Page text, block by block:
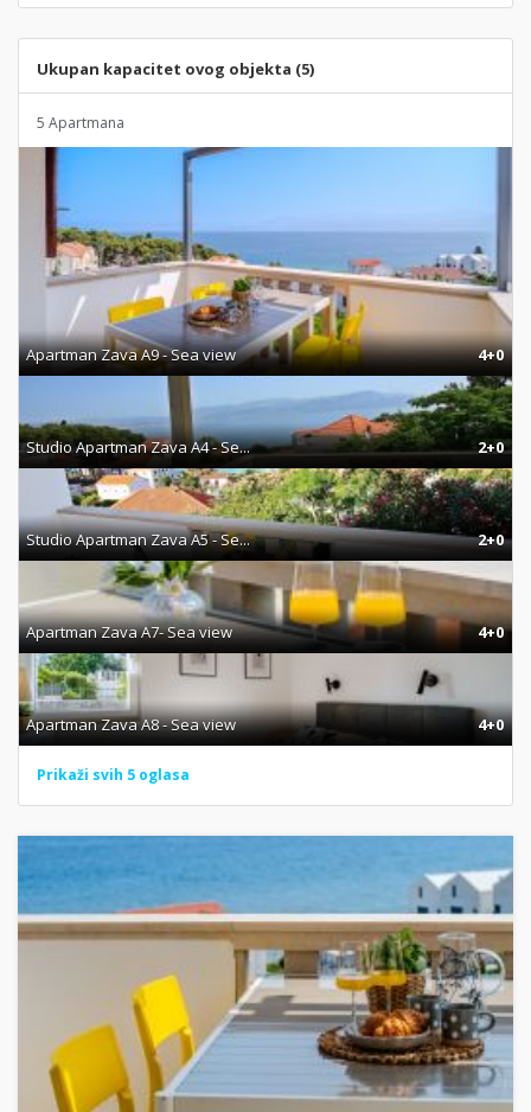
Ukupan kapacitet ovog objekta (5)
5 Apartmana
Apartman Zava A9 - Sea view 4+0
Studio Apartman Zava A4 - Se... 2+0
Studio Apartman Zava A5 - Se... 2+0
Apartman Zava A7- Sea view 4+0
Apartman Zava A8 - Sea view 4+0
Prikaži svih 5 oglasa